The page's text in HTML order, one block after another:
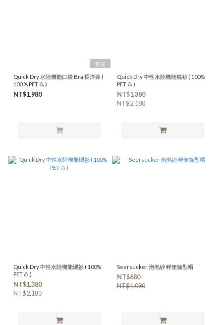
售完
Quick Dry 水陸機能口袋 Bra 長洋裝 (
100 % PET ♺ )
NT$1,980
Quick Dry 中性水陸機能襯衫 ( 100%
PET ♺ )
NT$1,380
NT$2,180
Quick Dry 中性水陸機能襯衫 ( 100%
PET ♺ )
NT$1,380
NT$2,180
Seersucker 泡泡紗 輕便鐘型帽
NT$680
NT$1,080